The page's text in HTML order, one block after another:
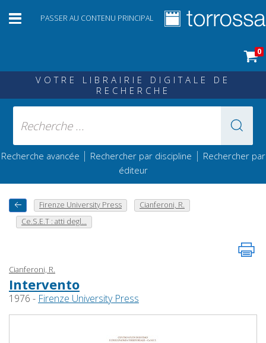
PASSER AU CONTENU PRINCIPAL
0
VOTRE LIBRAIRIE DIGITALE DE
RECHERCHE
Recherche avancée | Rechercher par discipline | Rechercher par
éditeur
Firenze University Press
Cianferoni, R.
Ce.S.E.T : atti degl...
Cianferoni, R.
Intervento
1976 - Firenze University Press